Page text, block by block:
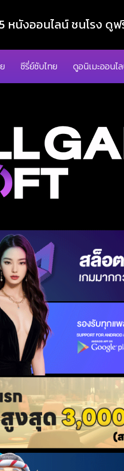
หนังออนไลน์ ชนโรง ดู
ซีรี่ย์ซับไทย ดูอนิเมะออนไ